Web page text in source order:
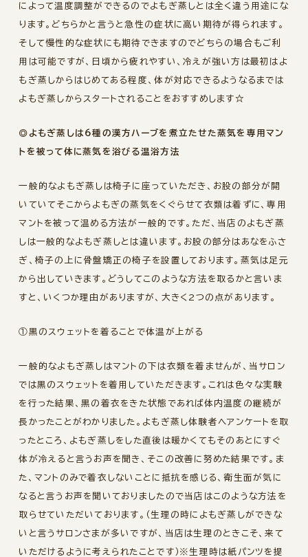
によって温度調整ができるのでよもぎ蒸しとは全く違う用途にな
ります。どちらかと言うと急性の症状に高い期待が得られます。
そして慢性的な症状にも期待できますのでどちらの場合もご利
用は可能ですが、日頃から疲れやすい、冷えが強い方は最初はよ
もぎ蒸しからはじめてある程度、体が対応できるようなるまでは
よもぎ蒸しからスタートされることをおすすめします☆
◎よもぎ蒸しは6種の漢方ハーブを煮立たせた蒸気を専用マン
トを被って体に蒸気を浴びる温浴方法
一般的なよもぎ蒸しは椅子に座っていただき、お股の部分が開
いていてそこからよもぎの蒸気をくぐらせて衣類は着ずに、専用
マントを被って温める方法が一般的です。ただ、当店のよもぎ蒸
しは一般的なよもぎ蒸しとは違います。お股の部分はあなをふさ
ぎ、椅子の上に骨盤矯正の椅子を設置しております。蒸気は足元
から出していきます。どうしてこのような方法を取るかと言いま
すと、いくつか理由がありますが、大きく2つの点があります。
①黒のスウェットを着ることで体温が上がる
一般的なよもぎ蒸しはマントの下は衣類を着ませんが、当サロン
では黒のスウェットを着用していただきます。これは色々な実験
を行った結果、黒の着衣をきた状態であれば体内温度の継続が
長かったことがわかりました。よもぎ蒸し体験者へアンケートを取
ったところ、よもぎ蒸しをした直後は暖かくてもそのあとにすぐ
体が冷えると言うお声を聞き、そこの改善に努めた結果です。ま
た、マントのみで着衣しないことに抵抗を感じる、衛生面が気に
なると言うお声を聞いておりましたので当店はこのような方法を
取らせていただいております。（生理の時によもぎ蒸しができな
いと言うサロンさまが多いですが、当店は生理のときこそ、来て
いただけるように考えられたことです）※生理時は紙パンツを提